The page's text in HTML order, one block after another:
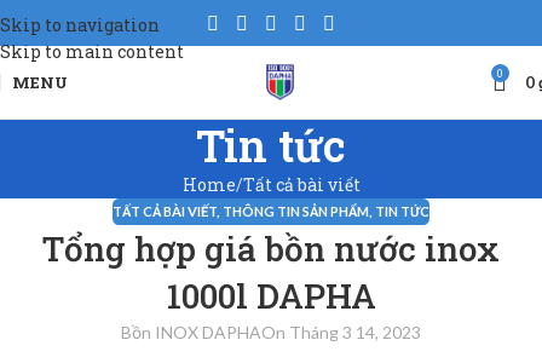
Skip to navigation
Skip to main content
MENU 0 0
Tin tức
Home Tất cả bài viết
TẤT CẢ BÀI VIẾT THÔNG TIN SẢN PHẨM TIN TỨC
Tổng hợp giá bồn nước inox
1000l DAPHA
Bồn INOX DAPHAOn Tháng 3 14, 2023